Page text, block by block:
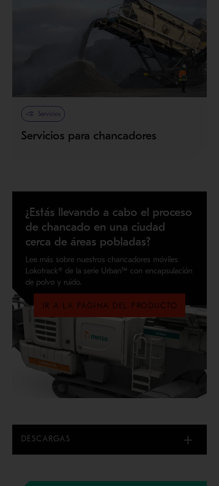
Servicios
Servicios para chancadores
¿Estás llevando a cabo el proceso
de chancado en una ciudad
cerca de áreas pobladas?
Lee más sobre nuestros chancadores móviles
Lokotrack® de la serie Urban™ con encapsulación
de polvo y ruido.
IR A LA PÁGINA DEL PRODUCTO
DESCARGAS